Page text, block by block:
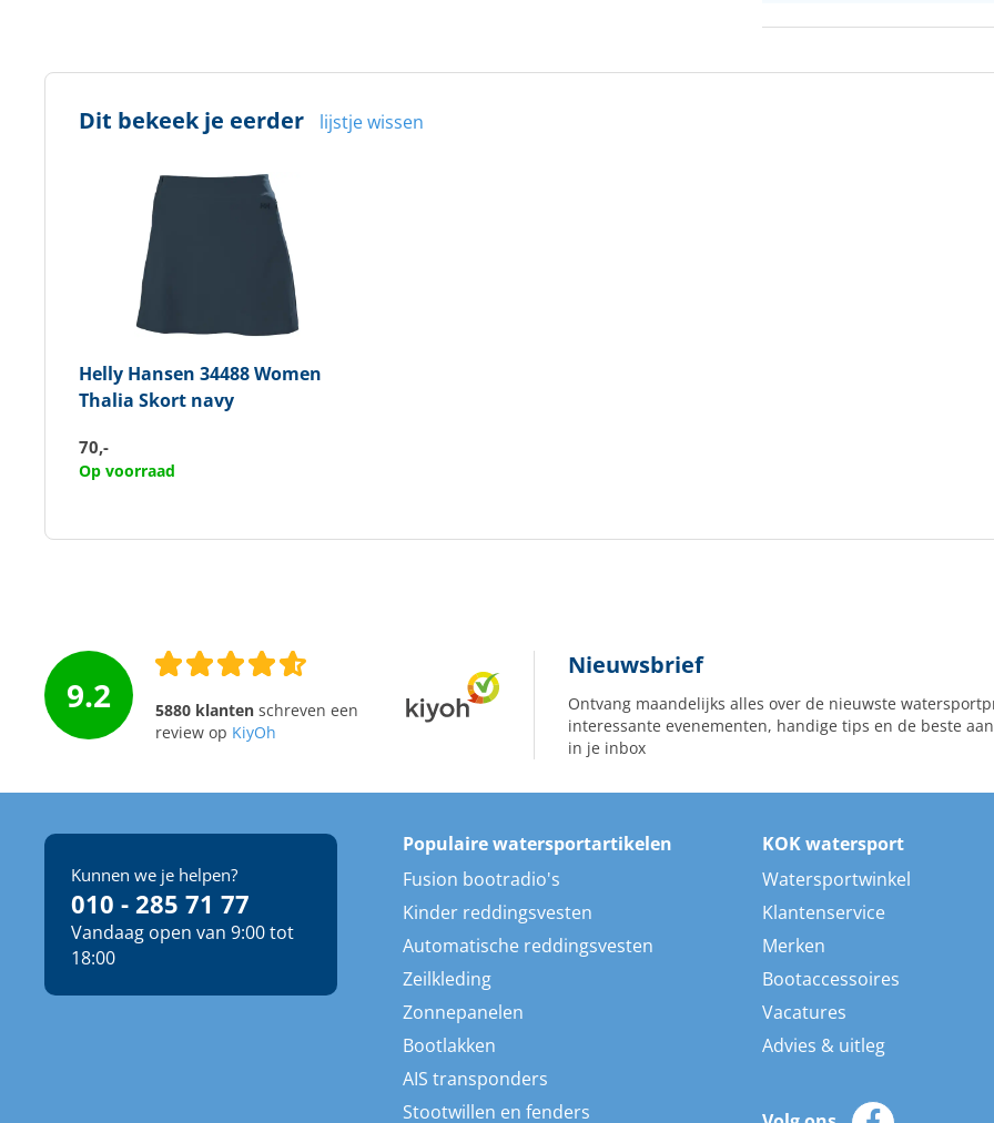
Maat
Dit bekeek je eerder lijstje wissen
Helly Hansen 34488 Women
Thalia Skort navy
70,-
Op voorraad
9.2 5880 klantenschreven een
review op KiyOh
Nieuwsbrief
Ontvang maandelijks alles over de nieuwste
interessante evenementen, handige tips en de beste
in je inbox
Kunnen we je helpen?
010 - 285 71 77
Vandaag open van 9:00 tot
18:00
Populaire watersportartikelen
Fusion bootradio's
Kinder reddingsvesten
Automatische reddingsvesten
Zeilkleding
Zonnepanelen
Bootlakken
AIS transponders
Stootwillen en fenders
KOK watersport
Watersportwinkel
Klantenservice
Merken
Bootaccessoires
Vacatures
Advies & uitleg